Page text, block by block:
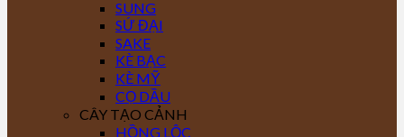
SUNG
SỨ ĐẠI
SAKE
KÈ BẠC
KÈ MỸ
CỌ DẦU
CÂY TẠO CẢNH
HỒNG LỘC